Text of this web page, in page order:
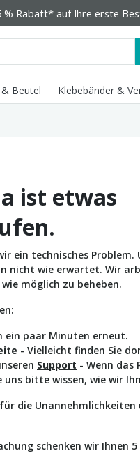
% Rabatt* auf Ihre erste
Beutel Klebebänder &
ist etwas
ein technisches Problem.
nicht wie erwartet. Wir
möglich zu beheben.
ein paar Minuten erneut.
- Vielleicht finden Sie
Support - Wenn das
uns bitte wissen, wie wir
die
schenken wir Ihnen